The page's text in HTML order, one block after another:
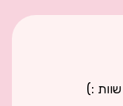
:)